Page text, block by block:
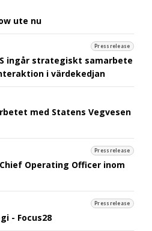
ute nu
Pressrelease
ingår strategiskt samarbete
i värdekedjan
med Statens Vegvesen
Pressrelease
Operating Officer inom
Pressrelease
- Focus28